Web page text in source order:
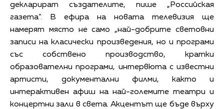
декларират създателите, пише „Российская
газета”. В ефира на новата телевизия ще
намерят място не само „най-добрите световни
записи на класически произведения, но и програми
със собствено производство, кратки
образователни програми, интервюта с известни
артисти, документални филми, както и
интерактивен афиш на най-големите театри и
концертни зали в света. Акцентът ще бъде върху